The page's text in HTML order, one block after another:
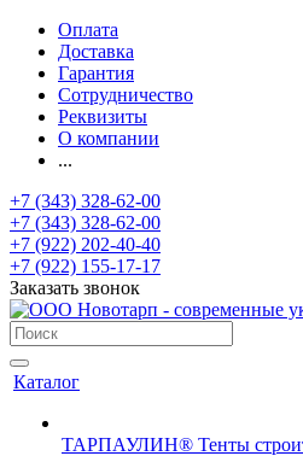
Оплата
Доставка
Гарантия
Сотрудничество
Реквизиты
О компании
...
+7 (343) 328-62-00
+7 (343) 328-62-00
+7 (922) 202-40-40
+7 (922) 155-17-17
Заказать звонок
Каталог
ТАРПАУЛИН® Тенты